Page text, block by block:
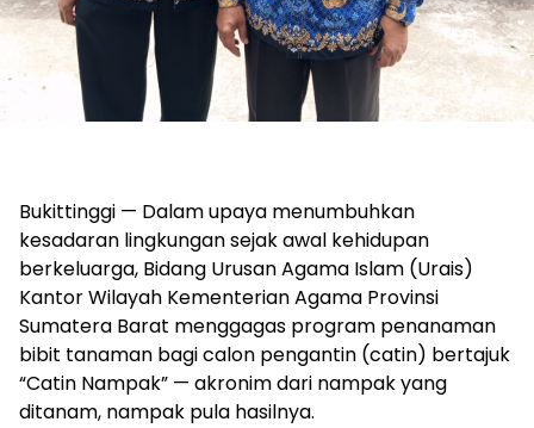
Bukittinggi — Dalam upaya menumbuhkan
kesadaran lingkungan sejak awal kehidupan
berkeluarga, Bidang Urusan Agama Islam (Urais)
Kantor Wilayah Kementerian Agama Provinsi
Sumatera Barat menggagas program penanaman
bibit tanaman bagi calon pengantin (catin) bertajuk
“Catin Nampak” — akronim dari nampak yang
ditanam, nampak pula hasilnya.